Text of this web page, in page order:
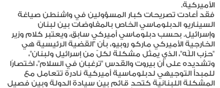
الأميركية.
فقد أعادت تصريحات كبار المسؤولين في واشنطن صياغة
السيناريو الدبلوماسي الخاص بالمفاوضات بين لبنان
وإسرائيل. بحسب دبلوماسي أميركي سابق، ويعتبر كلام وزير
الخارجية الأميركي ماركو روبيو، بأن "القضية الرئيسية هي
"حزب اللّه"، الذي يمثل مشكلة لكلّ من إسرائيل ولبنان"،
وتشديده على أن بيروت والقدس "ترغبان في السلام"، اختصارًا
للمبدأ التوجيهي لدبلوماسية أميركية نادرة تتعامل مع
المشكلة اللبنانية كتحدٍ قائم بين سيادة الدولة وبين فصيل